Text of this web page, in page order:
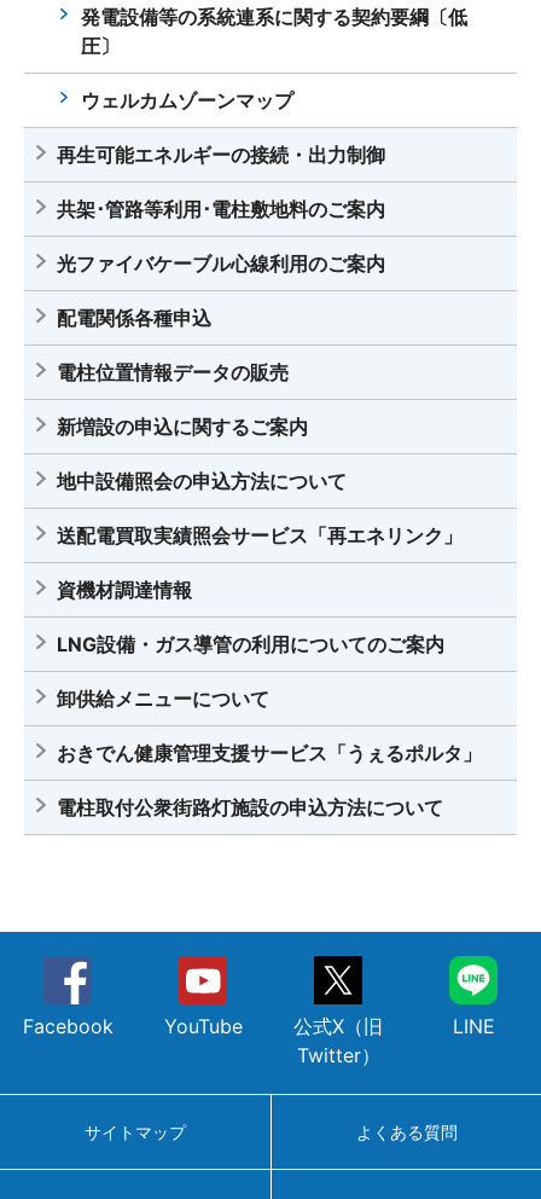
発電設備等の系統連系に関する契約要綱〔低
圧〕
ウェルカムゾーンマップ
再生可能エネルギーの接続・出力制御
共架･管路等利用･電柱敷地料のご案内
光ファイバケーブル心線利用のご案内
配電関係各種申込
電柱位置情報データの販売
新増設の申込に関するご案内
地中設備照会の申込方法について
送配電買取実績照会サービス「再エネリンク」
資機材調達情報
LNG設備・ガス導管の利用についてのご案内
卸供給メニューについて
おきでん健康管理支援サービス「うぇるポルタ」
電柱取付公衆街路灯施設の申込方法について
Facebook YouTube
公式X（旧
Twitter）
LINE
サイトマップ よくある質問